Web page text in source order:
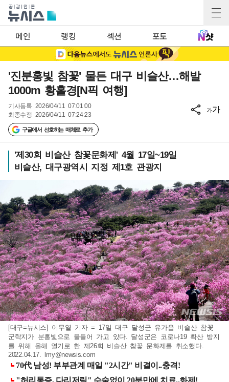
메인 랭킹 섹션 포토
'진분홍빛 참꽃' 물든 대구 비슬산…해발
1000m 황홀경[N픽 여행]
기사등록 2026/04/11 07:01:00
최종수정 2026/04/11 07:24:23
구글에서 선호하는 매체로 추가
가가
'제30회 비슬산 참꽃문화제' 4월 17일~19일
비슬산, 대구광역시 지정 제1호 관광지
[대구=뉴시스] 이무열 기자 = 17일 대구 달성군 유가읍 비슬산 참꽃
군락지가 분홍빛으로 물들어 가고 있다. 달성군은 코로나19 확산 방지
를 위해 올해 열기로 한 제26회 비슬산 참꽃 문화제를 취소했다.
2022.04.17.
lmy@newsis.com